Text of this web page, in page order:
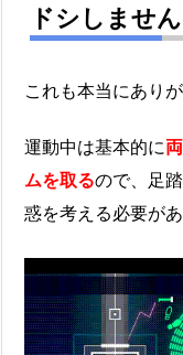
ドシしません
これも本当にあり
運動中は基本的に
ムを取るので、足
惑を考える必要があ